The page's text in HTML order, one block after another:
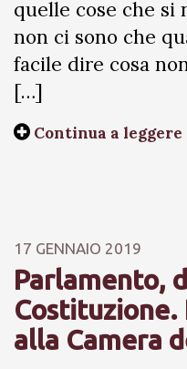
quelle cose che si
non ci sono che
facile dire cosa
[…]
Continua a leggere
17 GENNAIO 2019
Parlamento,
alla Camera